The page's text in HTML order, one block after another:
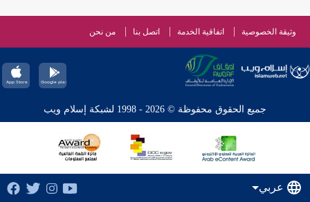
وثيقة الخصوصية اتفاقية الخدمة اتصل بنا من نحن
جميع الحقوق محفوظة © 2026 - 1998 لشبكة إسلام ويب
عربي